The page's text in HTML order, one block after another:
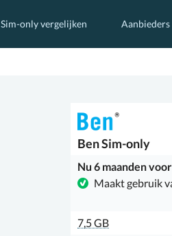
Sim-only vergelijken Aanbieders
BenSim-only
Nu 6 maanden
Maakt gebruik
7,5 GB